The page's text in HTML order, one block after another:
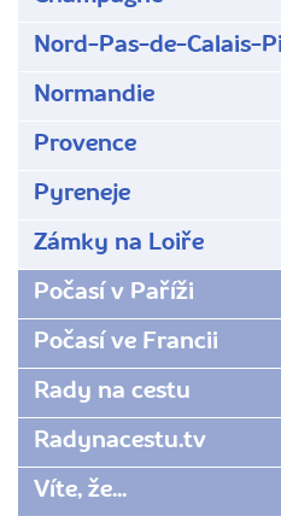
Nord-Pas-de-Calais-
Normandie
Provence
Pyreneje
Zámky na Loiře
Počasí v Paříži
Počasí ve Francii
Rady na cestu
Radynacestu.tv
Víte, že...